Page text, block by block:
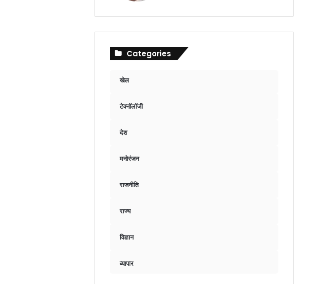
Categories
खेल
टेक्नॉलॉजी
देश
मनोरंजन
राजनीति
राज्य
विज्ञान
व्यापार